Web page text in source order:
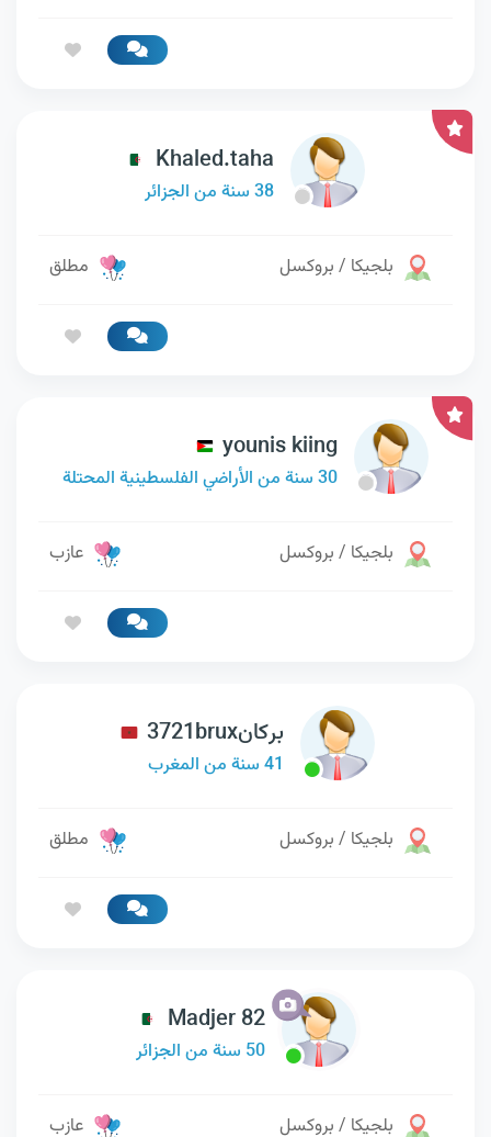
Khaled.taha
38 سنة من الجزائر
بلجيكا / بروكسل مطلق
younis kiing
30 سنة من الأراضي الفلسطينية المحتلة
بلجيكا / بروكسل عازب
بركان3721brux
41 سنة من المغرب
بلجيكا / بروكسل مطلق
Madjer 82
50 سنة من الجزائر
بلجيكا / بروكسل عازب